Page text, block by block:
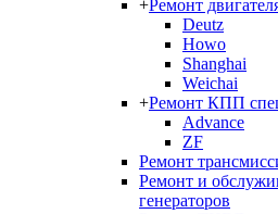
+Ремонт
Deutz
Howo
Shanghai
Weichai
+Ремонт КПП
Advance
ZF
Ремонт
Ремонт и
генераторов